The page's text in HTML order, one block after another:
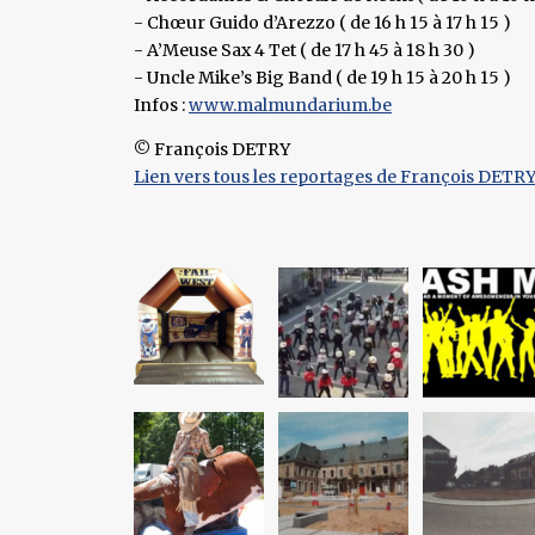
- Chœur Guido d’Arezzo ( de 16 h 15 à 17 h 15 )
- A’Meuse Sax 4 Tet ( de 17 h 45 à 18 h 30 )
- Uncle Mike’s Big Band ( de 19 h 15 à 20 h 15 )
Infos :www.malmundarium.be
© François DETRY
Lien vers tous les reportages de François DETRY